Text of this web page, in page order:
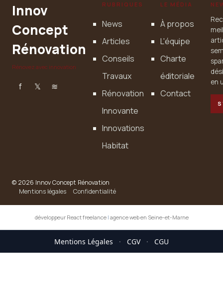
Innov
Concept
Rénovation
Rénovez avec innovation
f 𝕏 ≋
RUBRIQUES
News
Articles
Conseils
Travaux
Rénovation
Innovante
Innovations
Habitat
LE MÉDIA
À propos
L'équipe
Charte
éditoriale
Contact
en
© 2026 Innov Concept Rénovation
Mentions légales
Confidentialité
développeur React freelance| agence web en Seine-et-Marne
Mentions Légales · CGV · CGU